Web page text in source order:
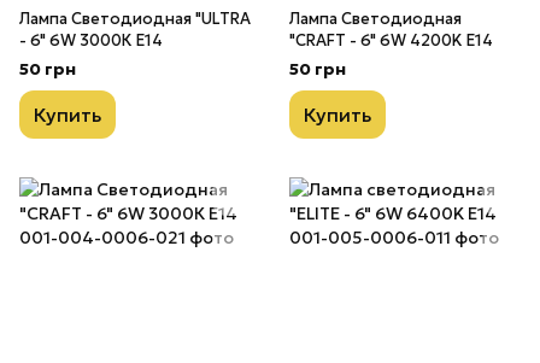
Лампа Светодиодная "ULTRA
- 6" 6W 3000К E14
50 грн
Купить
Лампа Светодиодная
"CRAFT - 6" 6W 4200K E14
50 грн
Купить